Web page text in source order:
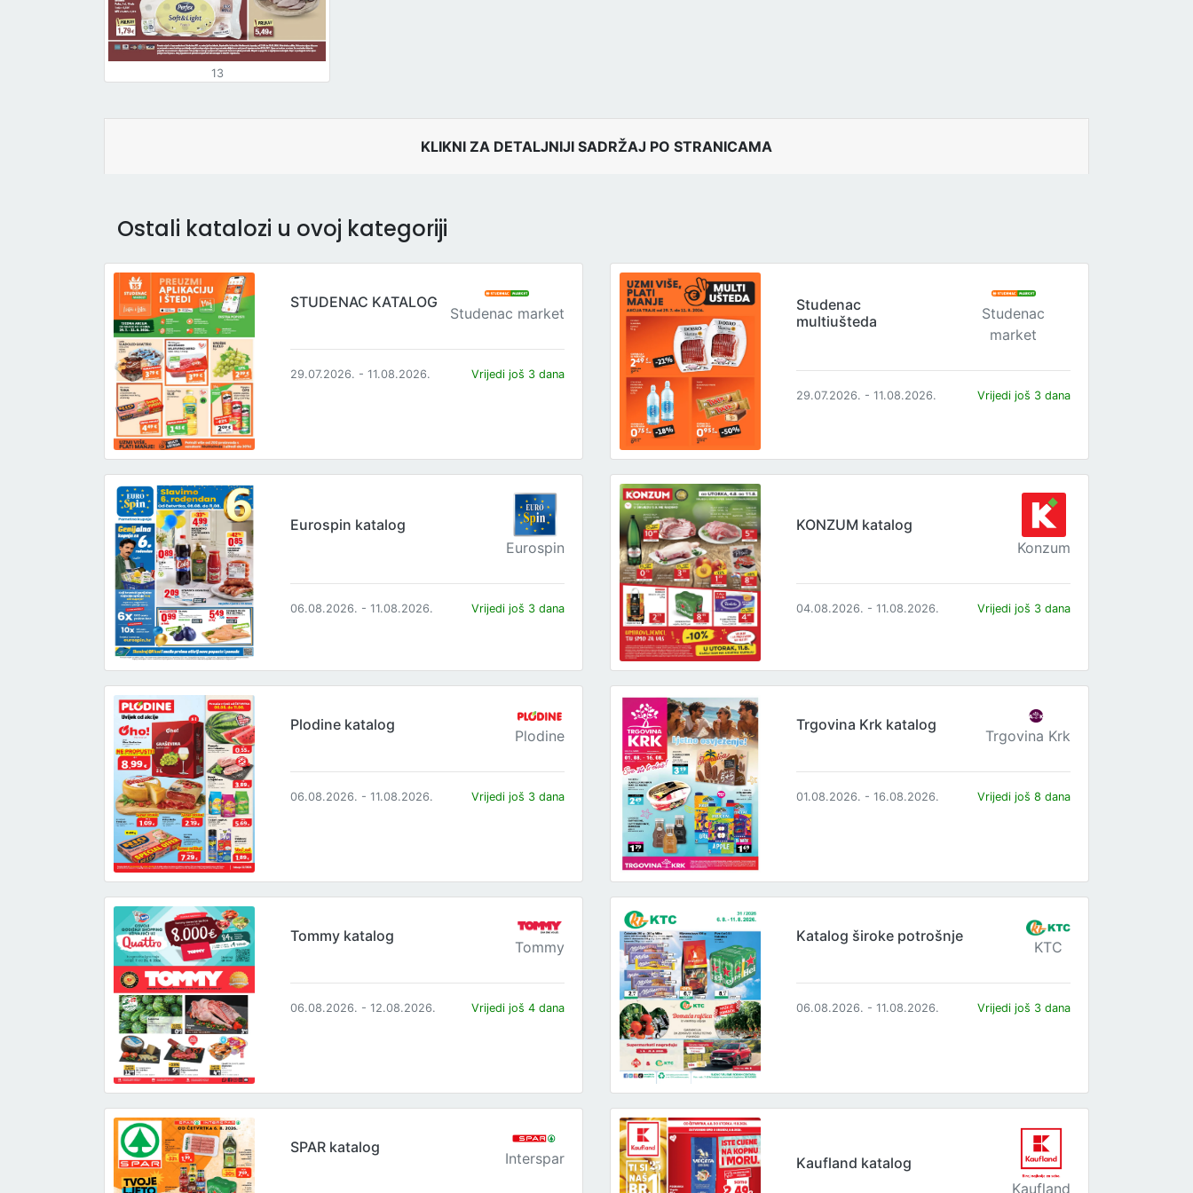
13
KLIKNI ZA DETALJNIJI SADRŽAJ PO STRANICAMA
Ostali katalozi u ovoj kategoriji
STUDENAC KATALOG
Studenac market
29.07.2026. - 11.08.2026. Vrijedi još 3 dana
Studenac
multiušteda
Studenac
market
29.07.2026. - 11.08.2026. Vrijedi još 3 dana
Eurospin katalog
Eurospin
06.08.2026. - 11.08.2026. Vrijedi još 3 dana
KONZUM katalog
Konzum
04.08.2026. - 11.08.2026. Vrijedi još 3 dana
Plodine katalog
Plodine
06.08.2026. - 11.08.2026. Vrijedi još 3 dana
Trgovina Krk katalog
Trgovina Krk
01.08.2026. - 16.08.2026. Vrijedi još 8 dana
Tommy katalog
Tommy
06.08.2026. - 12.08.2026. Vrijedi još 4 dana
Katalog široke potrošnje
KTC
06.08.2026. - 11.08.2026. Vrijedi još 3 dana
SPAR katalog
Interspar
Kaufland katalog
Kaufland